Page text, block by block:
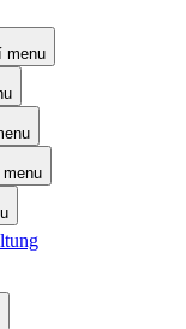
menu
menu